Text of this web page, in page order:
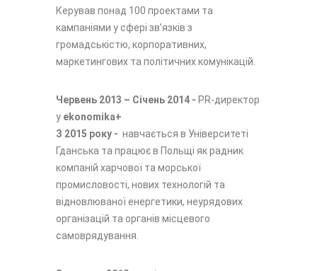
Керував понад 100 проектами та
кампаніями у сфері зв’язків з
громадськістю, корпоративних,
маркетингових та політичних комунікацій.
Червень 2013 – Січень 2014 - PR-директор
у ekonomika+
З 2015 року - навчається в Університеті
Гданська та працює в Польщі як радник
компаній харчової та морської
промисловості, нових технологій та
відновлюваної енергетики, неурядових
організацій та органів місцевого
самоврядування.